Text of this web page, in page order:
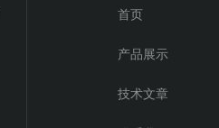
首页
产品展示
技术文章